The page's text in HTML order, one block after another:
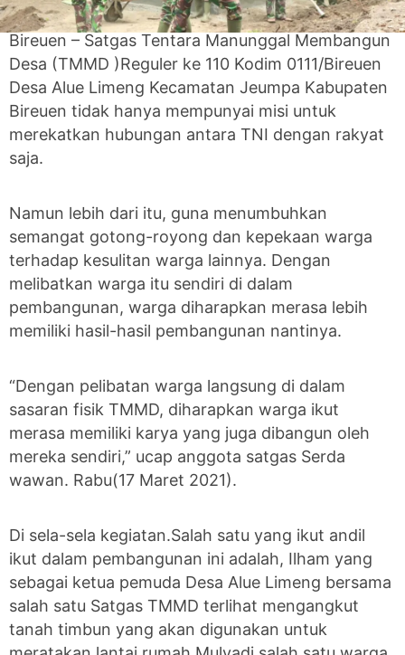
Bireuen – Satgas Tentara Manunggal Membangun
Desa (TMMD )Reguler ke 110 Kodim 0111/Bireuen
Desa Alue Limeng Kecamatan Jeumpa Kabupaten
Bireuen tidak hanya mempunyai misi untuk
merekatkan hubungan antara TNI dengan rakyat
saja.
Namun lebih dari itu, guna menumbuhkan
semangat gotong-royong dan kepekaan warga
terhadap kesulitan warga lainnya. Dengan
melibatkan warga itu sendiri di dalam
pembangunan, warga diharapkan merasa lebih
memiliki hasil-hasil pembangunan nantinya.
“Dengan pelibatan warga langsung di dalam
sasaran fisik TMMD, diharapkan warga ikut
merasa memiliki karya yang juga dibangun oleh
mereka sendiri,” ucap anggota satgas Serda
wawan. Rabu(17 Maret 2021).
Di sela-sela kegiatan.Salah satu yang ikut andil
ikut dalam pembangunan ini adalah, Ilham yang
sebagai ketua pemuda Desa Alue Limeng bersama
salah satu Satgas TMMD terlihat mengangkut
tanah timbun yang akan digunakan untuk